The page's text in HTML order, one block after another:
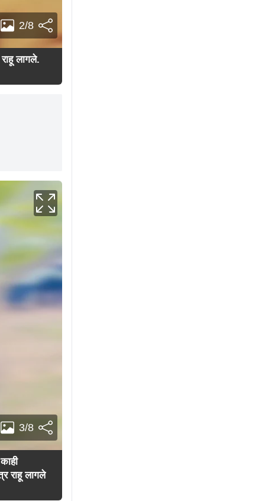
2/8
लागले.
3/8
राहू लागले